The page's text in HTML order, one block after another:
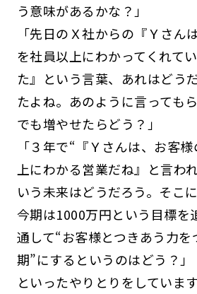
う意味があるかな？」
「先日のＸ社からの『Ｙさん
を社員以上にわかってくれて
た』という言葉、あれはどう
たよね。あのように言っても
でも増やせたらどう？」
「３年で“『Ｙさんは、お客
上にわかる営業だね』と言わ
いう未来はどうだろう。そこ
今期は1000万円という目標を
通して“お客様とつきあう力を
期”にするというのはどう？」
といったやりとりをしています